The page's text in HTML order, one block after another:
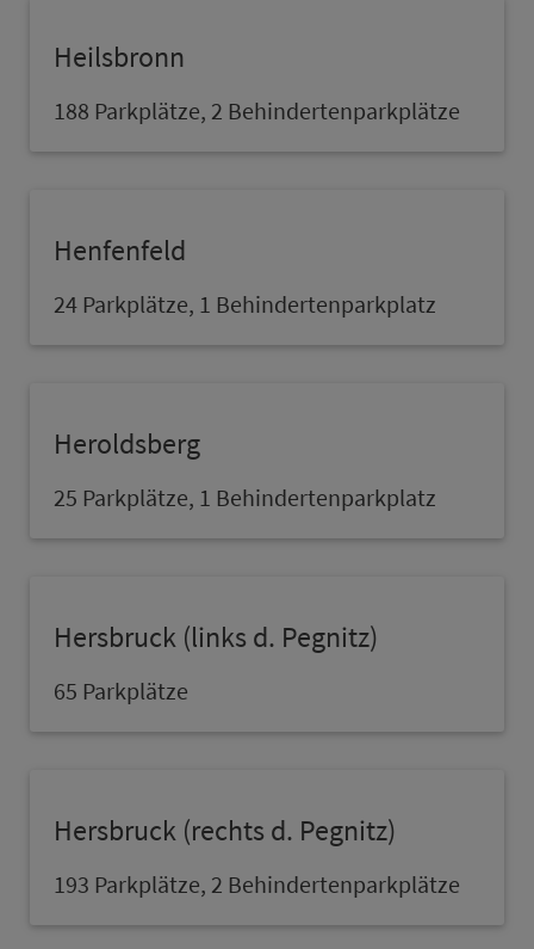
Heilsbronn
188 Parkplätze, 2 Behindertenparkplätze
Henfenfeld
24 Parkplätze, 1 Behindertenpark­platz
Heroldsberg
25 Parkplätze, 1 Behindertenpark­platz
Hers­bruck (links d. Pegnitz)
65 Parkplätze
Hers­bruck (rechts d. Pegnitz)
193 Parkplätze, 2 Behindertenparkplätze